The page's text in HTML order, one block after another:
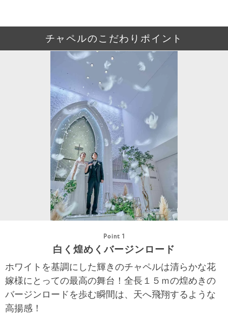
チャペルのこだわりポイント
Point 1
白く煌めくバージンロード
ホワイトを基調にした輝きのチャペルは清らかな花
嫁様にとっての最高の舞台！全長１５ｍの煌めきの
バージンロードを歩む瞬間は、天へ飛翔するような
高揚感！